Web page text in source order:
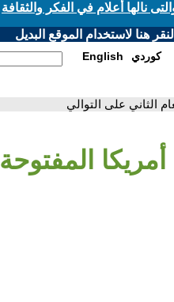
نالها أعلام في الفكر والثقافة
هنا لاستخدام الموقع البديل
English كوردي
الثاني على التوالي
المفتوحة